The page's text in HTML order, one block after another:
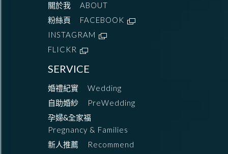
關於我
ABOUT
粉絲頁
FACEBOOK
INSTAGRAM
FLICKR
SERVICE
婚禮紀實
Wedding
自助婚紗
PreWedding
孕婦&全家福
Pregnancy & Families
新人推薦
Recommend